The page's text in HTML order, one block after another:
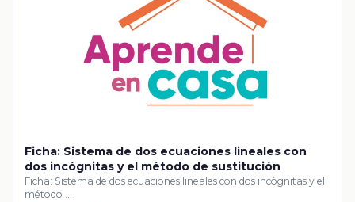
Ficha: Sistema de dos ecuaciones lineales con
dos incógnitas y el método de sustitución
Ficha: Sistema de dos ecuaciones lineales con dos incógnitas y el
método …